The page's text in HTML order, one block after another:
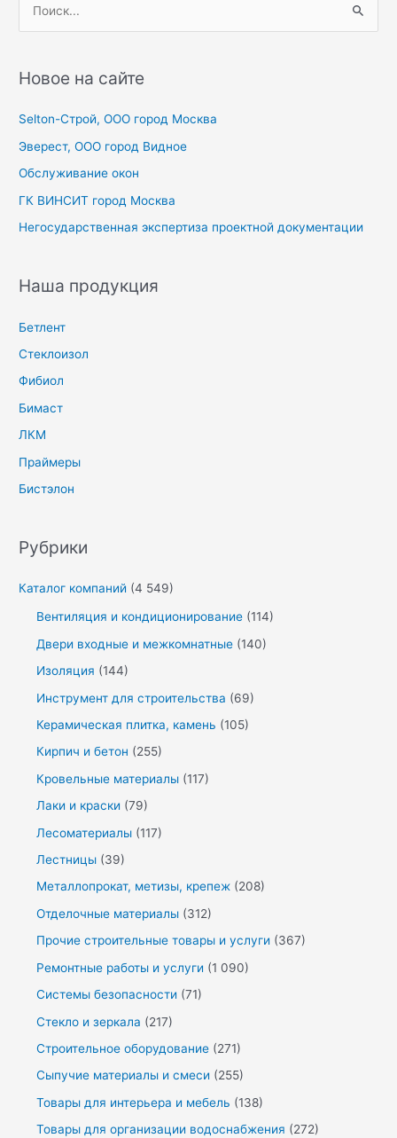
с
:
Новое на сайте
Selton-Строй, OOO город Москва
Эверест, ООО город Видное
Обслуживание окон
ГК ВИНСИТ город Москва
Негосударственная экспертиза проектной документации
Наша продукция
Бетлент
Стеклоизол
Фибиол
Бимаст
ЛКМ
Праймеры
Бистэлон
Рубрики
Каталог компаний (4 549)
Вентиляция и кондиционирование (114)
Двери входные и межкомнатные (140)
Изоляция (144)
Инструмент для строительства (69)
Керамическая плитка, камень (105)
Кирпич и бетон (255)
Кровельные материалы (117)
Лаки и краски (79)
Лесоматериалы (117)
Лестницы (39)
Металлопрокат, метизы, крепеж (208)
Отделочные материалы (312)
Прочие строительные товары и услуги (367)
Ремонтные работы и услуги (1 090)
Системы безопасности (71)
Стекло и зеркала (217)
Строительное оборудование (271)
Сыпучие материалы и смеси (255)
Товары для интерьера и мебель (138)
Товары для организации водоснабжения (272)